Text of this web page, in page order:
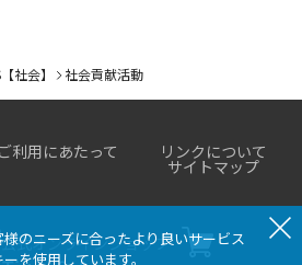
社会】 社会貢献活動
動へ
人権デュ
G【ガバナン
コーポレー
ご利用にあたって リンクについて
サイトマップ
公式オンラインショップ
のニーズに合ったより良いサービス
を使用しています。